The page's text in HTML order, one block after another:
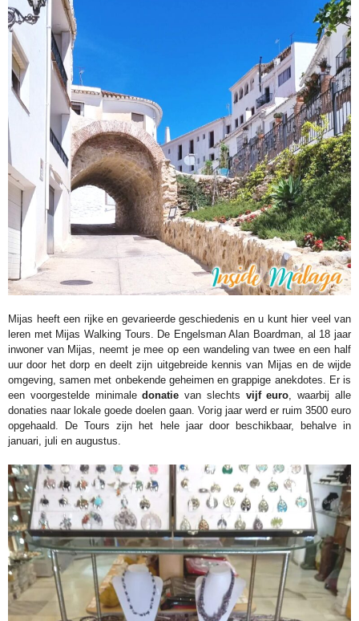
Mijas heeft een rijke en gevarieerde geschiedenis en u kunt hier veel van
leren met Mijas Walking Tours. De Engelsman Alan Boardman, al 18 jaar
inwoner van Mijas, neemt je mee op een wandeling van twee en een half
uur door het dorp en deelt zijn uitgebreide kennis van Mijas en de wijde
omgeving, samen met onbekende geheimen en grappige anekdotes. Er is
een voorgestelde minimaledonatie van slechts vijf euro, waarbij alle
donaties naar lokale goede doelen gaan. Vorig jaar werd er ruim 3500 euro
opgehaald. De Tours zijn het hele jaar door beschikbaar, behalve in
januari, juli en augustus.